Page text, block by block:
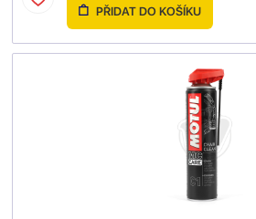
PŘIDAT DO KOŠÍKU